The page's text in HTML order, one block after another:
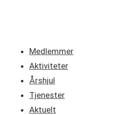
Medlemmer
Aktiviteter
Årshjul
Tjenester
Aktuelt